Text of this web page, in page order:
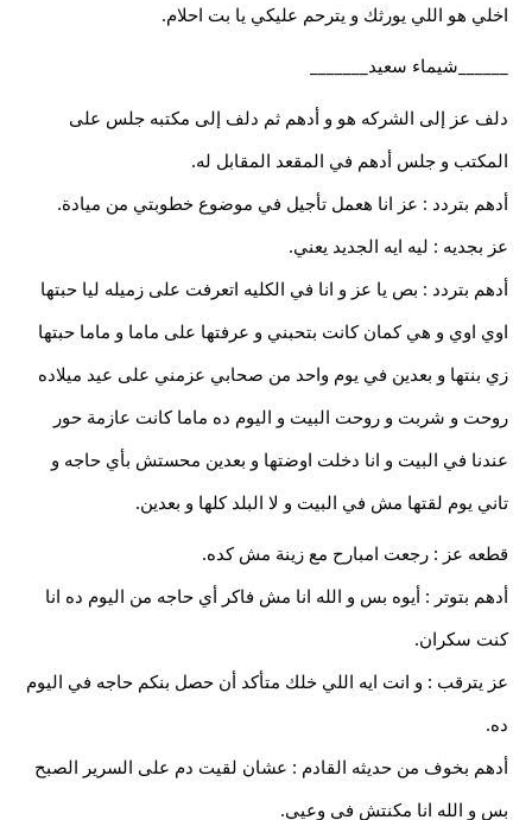
اخلي هو اللي يورثك و يترحم عليكي يا بت احلام.
______شيماء سعيد_______
دلف عز إلى الشركه هو و أدهم ثم دلف إلى مكتبه جلس على
المكتب و جلس أدهم في المقعد المقابل له.
أدهم بتردد : عز انا هعمل تأجيل في موضوع خطوبتي من ميادة.
عز بجديه : ليه ايه الجديد يعني.
أدهم بتردد : بص يا عز و انا في الكليه اتعرفت على زميله ليا حبتها
اوي اوي و هي كمان كانت بتحبني و عرفتها على ماما و ماما حبتها
زي بنتها و بعدين في يوم واحد من صحابي عزمني على عيد ميلاده
روحت و شربت و روحت البيت و اليوم ده ماما كانت عازمة حور
عندنا في البيت و انا دخلت اوضتها و بعدين محستش بأي حاجه و
تاني يوم لقتها مش في البيت و لا البلد كلها و بعدين.
قطعه عز : رجعت امبارح مع زينة مش كده.
أدهم بتوتر : أيوه بس و الله انا مش فاكر أي حاجه من اليوم ده انا
كنت سكران.
عز يترقب : و انت ايه اللي خلك متأكد أن حصل بنكم حاجه في اليوم
ده.
أدهم بخوف من حديثه القادم : عشان لقيت دم على السرير الصبح
بس و الله انا مكنتش في وعيي.